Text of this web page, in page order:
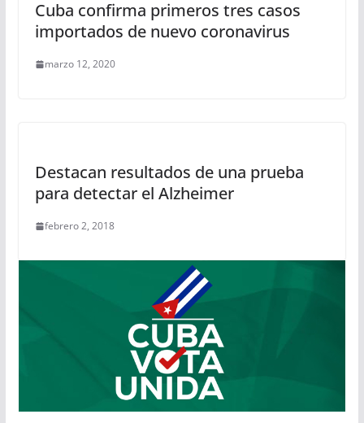
Cuba confirma primeros tres casos
importados de nuevo coronavirus
marzo 12, 2020
Destacan resultados de una prueba
para detectar el Alzheimer
febrero 2, 2018